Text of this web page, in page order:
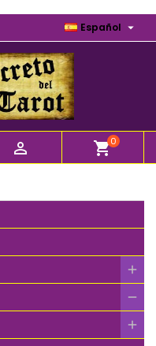
Español 
 shopping_cart0